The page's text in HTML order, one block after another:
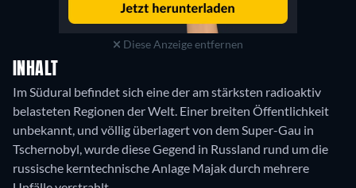
Diese Anzeige entfernen
INHALT
Im Südural befindet sich eine der am stärksten radioaktiv
belasteten Regionen der Welt. Einer breiten Öffentlichkeit
unbekannt, und völlig überlagert von dem Super-Gau in
Tschernobyl, wurde diese Gegend in Russland rund um die
russische kerntechnische Anlage Majak durch mehrere